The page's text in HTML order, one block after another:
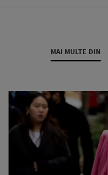
MAI MULTE DIN